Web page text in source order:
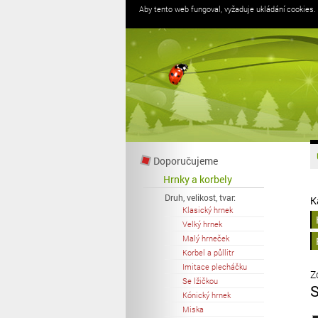
Aby tento web fungoval, vyžaduje ukládání
Doporučujeme
Hrnky a korbely
Druh, velikost, tvar:
Klasický hrnek
Velký hrnek
Malý hrneček
Korbel a půllitr
Imitace plecháčku
Se lžičkou
Kónický hrnek
Miska